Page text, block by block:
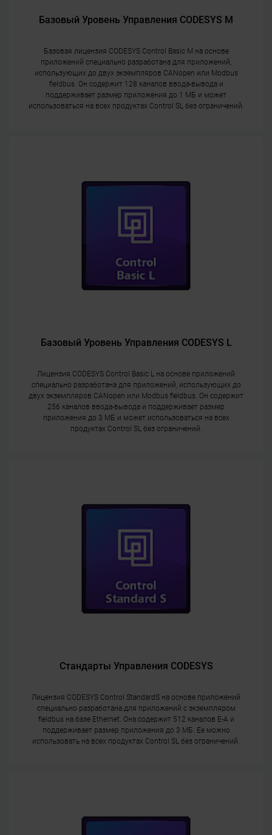
Базовый Уровень Управления CODESYS M
Базовая лицензия CODESYS Control Basic M на основе
приложений специально разработана для приложений,
использующих до двух экземпляров CANopen или Modbus
fieldbus. Он содержит 128 каналов ввода-вывода и
поддерживает размер приложения до 1 МБ и может
использоваться на всех продуктах Control SL без ограничений.
Базовый Уровень Управления CODESYS L
Лицензия CODESYS Control Basic L на основе приложений
специально разработана для приложений, использующих до
двух экземпляров CANopen или Modbus fieldbus. Он содержит
256 каналов ввода-вывода и поддерживает размер
приложения до 3 МБ и может использоваться на всех
продуктах Control SL без ограничений.
Стандарты Управления CODESYS
Лицензия CODESYS Control StandardS на основе приложений
специально разработана для приложений с экземпляром
fieldbus на базе Ethernet. Она содержит 512 каналов E-A и
поддерживает размер приложения до 3 МБ. Ее можно
использовать на всех продуктах Control SL без ограничений.